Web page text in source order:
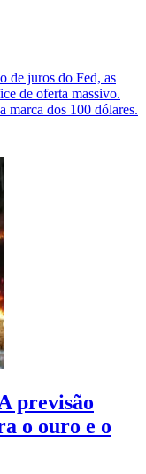
de juros do Fed, as
de oferta massivo.
marca dos 100 dólares.
previsão
o ouro e o